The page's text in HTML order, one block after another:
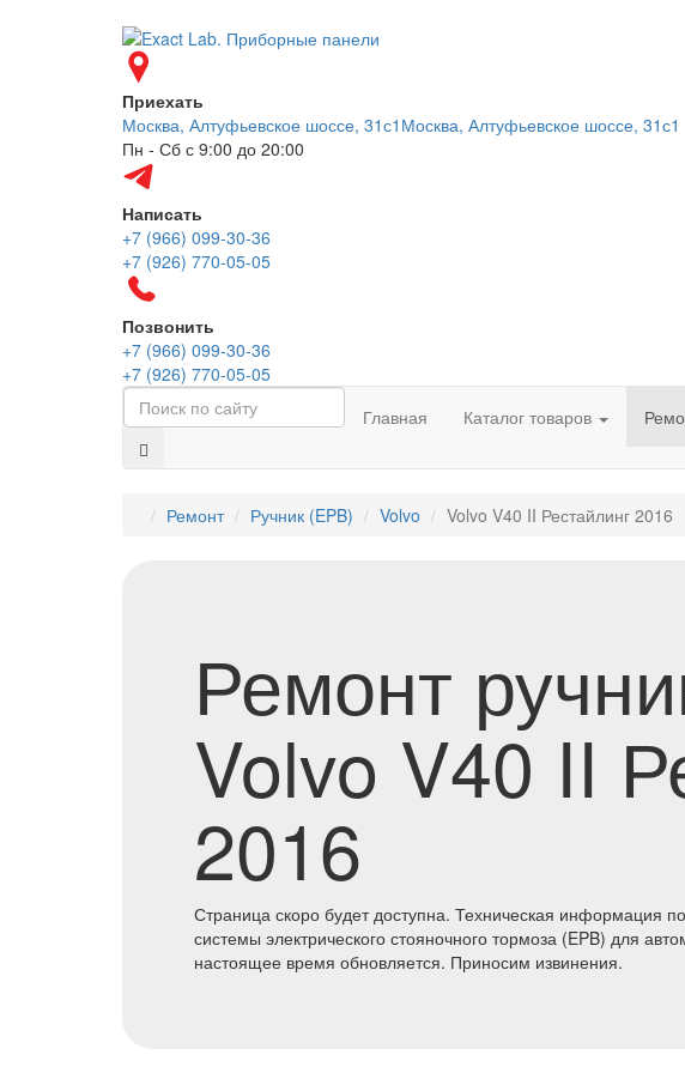
Приехать
Москва, Алтуфьевское шоссе, 31с1 Москва, Алтуфьевское шоссе, 31с1
Пн - Сб с 9:00 до 20:00
Написать
+7 (966) 099-30-36
+7 (926) 770-05-05
Позвонить
+7 (966) 099-30-36
+7 (926) 770-05-05
Главная
Каталог товаров
Ремонт ⁠Ручник (EPB) Volvo Volvo V40 II Рестайлинг 2016
Ремонт
Volvo V40 II
2016
Страница скоро будет доступна. Техническая информация
системы электрического стояночного тормоза (EPB) для
настоящее время обновляется. Приносим извинения.